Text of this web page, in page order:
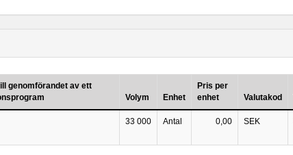
genomförandet av ett
Volym Enhet
Pris per
enhet
Valutakod
33 000 Antal 0,00 SEK